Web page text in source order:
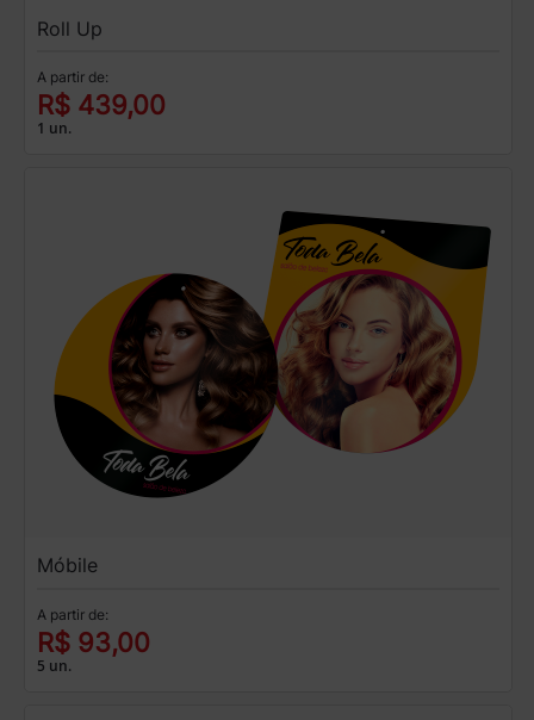
Roll Up
A partir de:
R$ 439,00
1 un.
Móbile
A partir de:
R$ 93,00
5 un.